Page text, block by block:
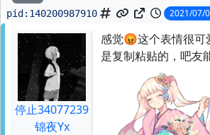
pid: 140200987910 2021/07/
停止34077239
锦夜Yx
感觉😡这个表情很可
是复制粘贴的，吧友